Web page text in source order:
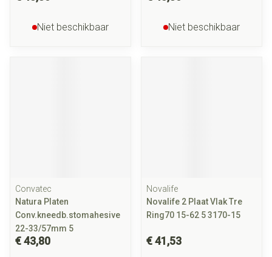
Niet beschikbaar Niet beschikbaar
Convatec
Natura Platen
Conv.kneedb.stomahesive
22-33/57mm 5
€ 43,80
Novalife
Novalife 2 Plaat Vlak Tre
Ring70 15-62 5 3170-15
€ 41,53